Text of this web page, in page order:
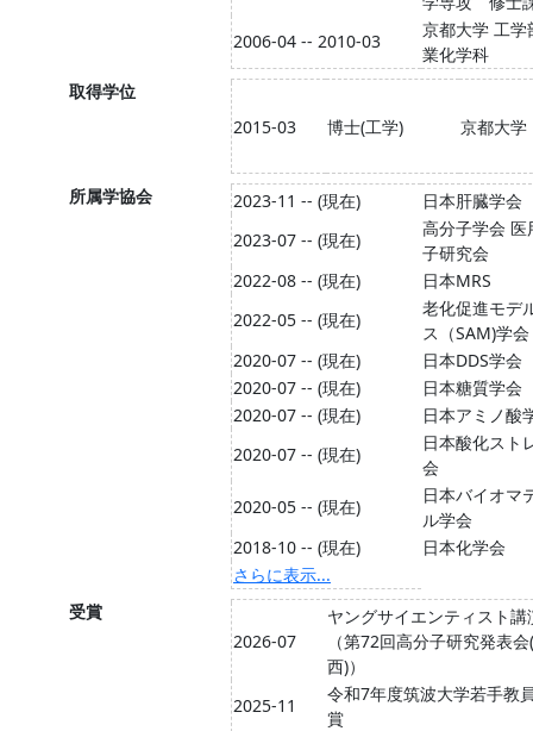
2006-04 -- 2010-03
京都大学 工学
業化学科
取得学位
2015-03
博士(工学) 京都大学
所属学協会 2023-11 -- (現在)
日本肝臓学会
2023-07 -- (現在)
高分子学会 医
子研究会
2022-08 -- (現在)
日本MRS
2022-05 -- (現在)
老化促進モデ
ス（SAM)学会
2020-07 -- (現在)
日本DDS学会
2020-07 -- (現在)
日本糖質学会
2020-07 -- (現在)
日本アミノ酸
2020-07 -- (現在)
日本酸化スト
会
2020-05 -- (現在)
日本バイオマ
ル学会
2018-10 -- (現在)
日本化学会
さらに表示...
受賞
2026-07
ヤングサイエンティスト講
（第72回高分子研究発表
西)）
2025-11
令和7年度筑波大学若手教
賞